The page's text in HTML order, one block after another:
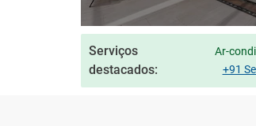
Serviços
destacados:
Ar-
+91